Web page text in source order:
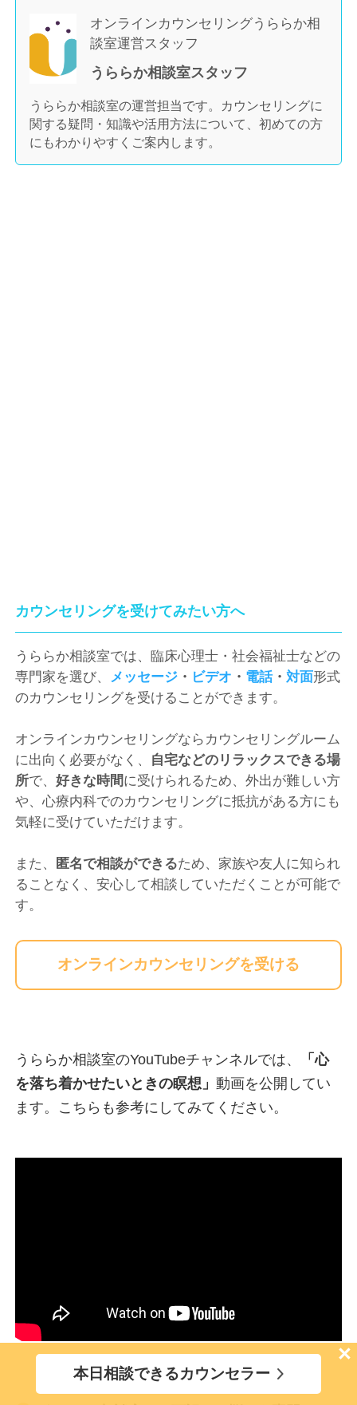
オンラインカウンセリングうららか相
談室運営スタッフ
うららか相談室スタッフ
うららか相談室の運営担当です。カウンセリングに
関する疑問・知識や活用方法について、初めての方
にもわかりやすくご案内します。
カウンセリングを受けてみたい方へ
うららか相談室では、臨床心理士・社会福祉士などの
専門家を選び、
メッセージ ・ ビデオ ・ 電話・対面形式
のカウンセリングを受けることができます。
オンラインカウンセリングならカウンセリングルーム
に出向く必要がなく、 自宅などのリラックスできる場
所で、好きな時間に受けられるため、外出が難しい方
や、心療内科でのカウンセリングに抵抗がある方にも
気軽に受けていただけます。
また、 匿名で相談ができるため、家族や友人に知られ
ることなく、安心して相談していただくことが可能で
す。
オンラインカウンセリングを受ける
うららか相談室のYouTubeチャンネルでは、 「心
を落ち着かせたいときの瞑想 」動画を公開してい
ます。こちらも参考にしてみてください。
本日相談できるカウンセラー
×